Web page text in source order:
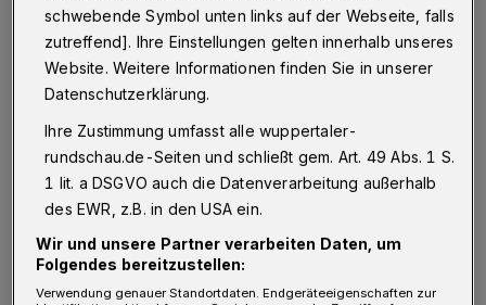
Von Jörn Koldehoff
N ach den Bombendrohungen gegen die
Hauptschulen Uellendahl und
Wichlinghausen und der vorgetäuschten
Vergewaltigung auf dem Spielplatz an der
schwebende Symbol unten links auf der Webseite, falls
zutreffend]. Ihre Einstellungen gelten innerhalb unseres
Website. Weitere Informationen finden Sie in unserer
Datenschutzerklärung.
Ihre Zustimmung umfasst alle wuppertaler-
rundschau.de-Seiten und schließt gem. Art. 49 Abs. 1 S.
1 lit. a DSGVO auch die Datenverarbeitung außerhalb
des EWR, z.B. in den USA ein.
Wir und unsere Partner verarbeiten Daten, um
Folgendes bereitzustellen:
Verwendung genauer Standortdaten. Endgeräteeigenschaften zur